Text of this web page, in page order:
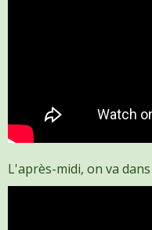
L'après-midi, on va